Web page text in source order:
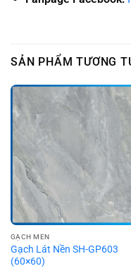
SẢN PHẨM TƯƠNG
GẠCH MEN
Gạch Lát Nền SH-GP603
(60×60)